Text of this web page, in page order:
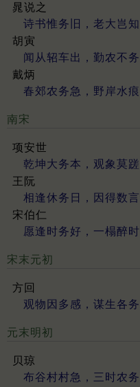
晁说之
诗书惟务旧，老大岂知
胡寅
闻从轺车出，勤农不务
戴炳
春郊农务急，野岸水痕
南宋
项安世
乾坤大务本，观象莫蹉
王阮
相逢休务日，因得数言
宋伯仁
愿逢时务好，一榻醉时
宋末元初
方回
观物因多感，谋生各务
元末明初
贝琼
布谷村村急，三时农务